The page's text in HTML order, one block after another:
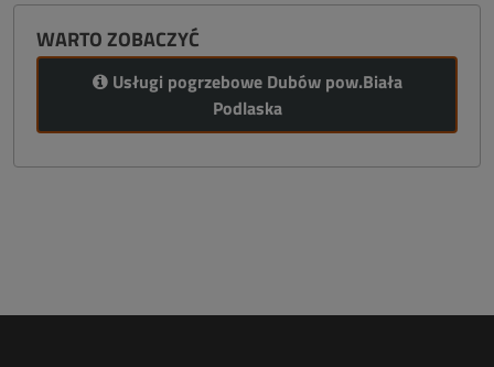
WARTO ZOBACZYĆ
Usługi pogrzebowe Dubów pow.Biała
Podlaska